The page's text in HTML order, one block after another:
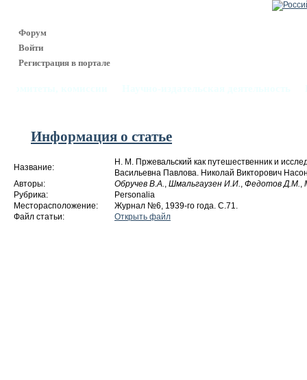
Форум
Войти
Регистрация в портале
Информация о статье
Название:
Н. М. Пржевальский как путешественник и
Васильевна Павлова. Николай Викторович
Авторы:
Обручев В.А., Шмальгаузен И.И., Федотов Д.М.,
Рубрика:
Personalia
Месторасположение: Журнал №6, 1939-го года. С.71.
Файл статьи:
Открыть файл